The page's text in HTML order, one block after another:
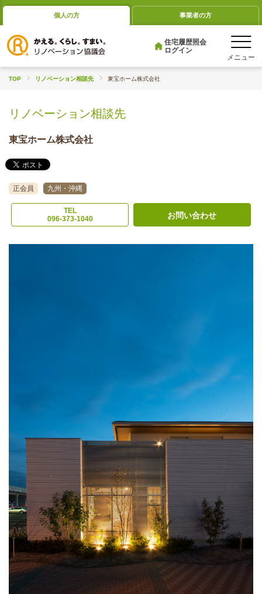
個人の方 事業者の方
住宅履歴照会
ログイン
TOP リノベーション相談先 東宝ホーム株式会社
リノベーション相談先
東宝ホーム株式会社
正会員 九州・沖縄
TEL
096-373-1040
お問い合わせ